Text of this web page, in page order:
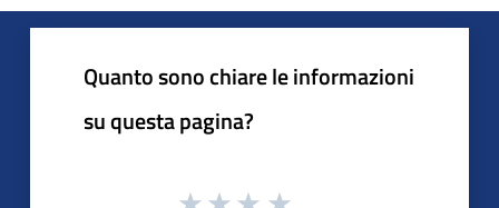
Quanto sono chiare le informazioni
su questa pagina?